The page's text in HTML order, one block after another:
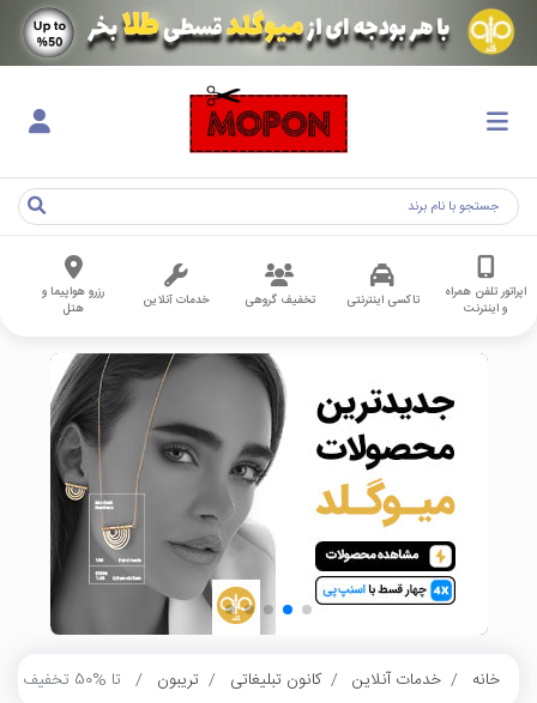
اپراتور تلفن همراه
و اینترنت
تاکسی اینترنتی تخفیف گروهی خدمات آنلاین
رزرو هواپیما و
هتل
خانه خدمات آنلاین کانون تبلیغاتی تریبون تا %50 تخفیف بک‌ لینک در گردونه شانس تریبون